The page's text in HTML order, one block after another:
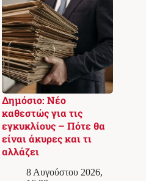
Δημόσιο: Νέο
καθεστώς για τις
εγκυκλίους – Πότε θα
είναι άκυρες και τι
αλλάζει
8 Αυγούστου 2026,